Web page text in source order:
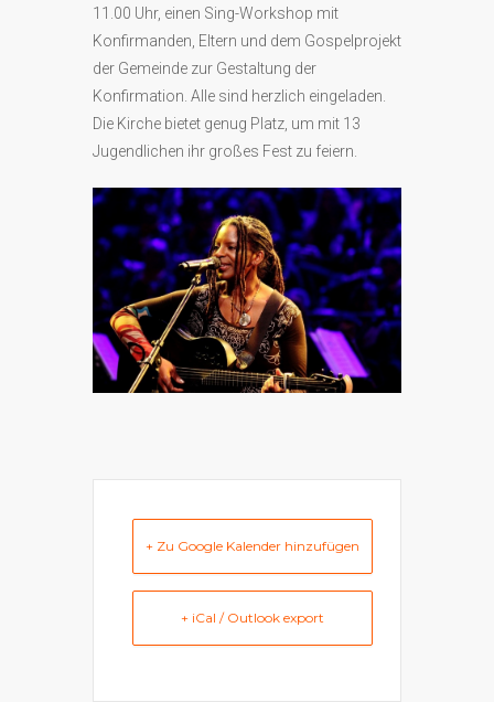
11.00 Uhr, einen Sing-Workshop mit
Konfirmanden, Eltern und dem Gospelprojekt
der Gemeinde zur Gestaltung der
Konfirmation. Alle sind herzlich eingeladen.
Die Kirche bietet genug Platz, um mit 13
Jugendlichen ihr großes Fest zu feiern.
+ Zu Google Kalender hinzufügen
+ iCal / Outlook export